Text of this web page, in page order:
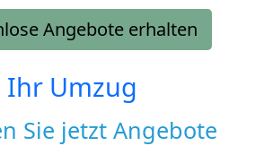
Angebote erhalten
Ihr Umzug
Sie jetzt Angebote